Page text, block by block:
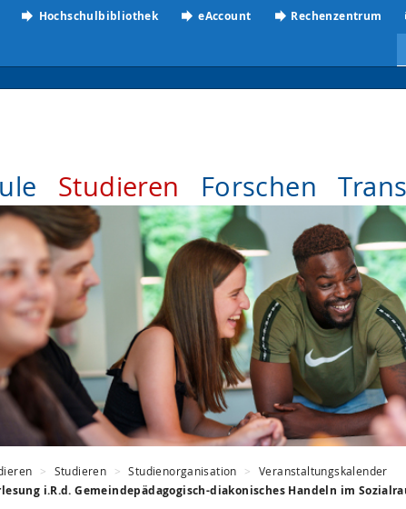
Hochschulbibliothek eAccount Rechenzentrum
Studieren Forschen
Studieren Studienorganisation Veranstaltungskalender
i.R.d. Gemeindepädagogisch-diakonisches Handeln im